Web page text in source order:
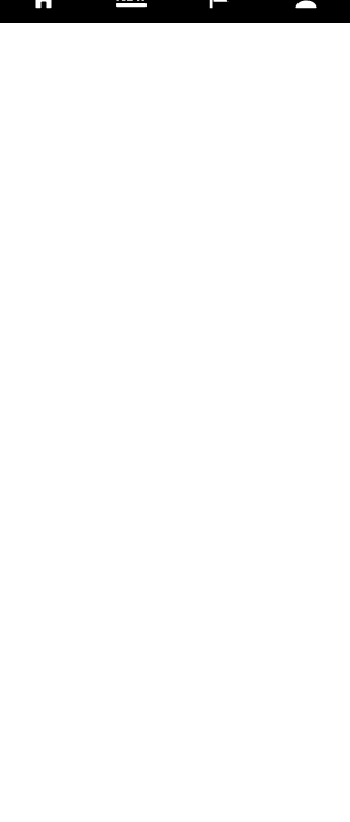
ジュニアポイントランク